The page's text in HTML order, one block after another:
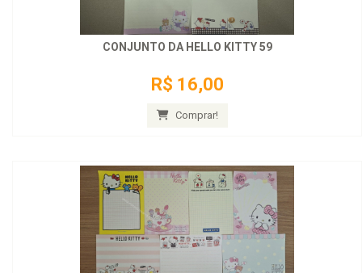
CONJUNTO DA HELLO KITTY 59
R$ 16,00
Comprar!